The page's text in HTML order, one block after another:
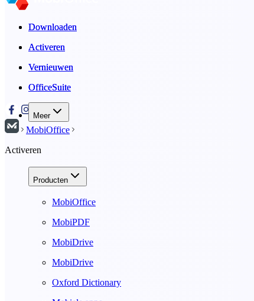
Downloaden
Activeren
Vernieuwen
OfficeSuite
Meer
Downloaden
Activeren
Vernieuwen
OfficeSuite
MobiOffice
Activeren
Producten
MobiOffice
MobiPDF
MobiDrive
MobiDrive
Oxford Dictionary